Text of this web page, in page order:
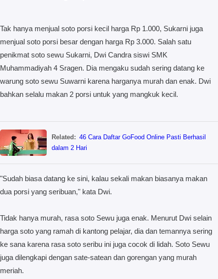
Tak hanya menjual soto porsi kecil harga Rp 1.000, Sukarni juga
menjual soto porsi besar dengan harga Rp 3.000. Salah satu
penikmat soto sewu Sukarni, Dwi Candra siswi SMK
Muhammadiyah 4 Sragen. Dia mengaku sudah sering datang ke
warung soto sewu Suwarni karena harganya murah dan enak. Dwi
bahkan selalu makan 2 porsi untuk yang mangkuk kecil.
Related: 46 Cara Daftar GoFood Online Pasti Berhasil
dalam 2 Hari
"Sudah biasa datang ke sini, kalau sekali makan biasanya makan
dua porsi yang seribuan," kata Dwi.
Tidak hanya murah, rasa soto Sewu juga enak. Menurut Dwi selain
harga soto yang ramah di kantong pelajar, dia dan temannya sering
ke sana karena rasa soto seribu ini juga cocok di lidah. Soto Sewu
juga dilengkapi dengan sate-satean dan gorengan yang murah
meriah.